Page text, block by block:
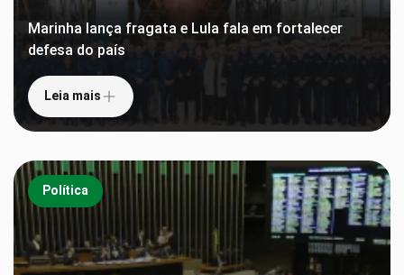
Marinha lança fragata e Lula fala em fortalecer
defesa do país
Leia mais
Política